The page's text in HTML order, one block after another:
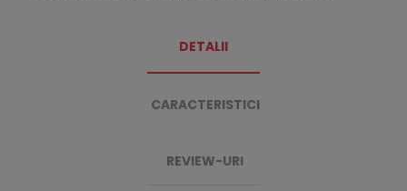
DETALII
CARACTERISTICI
REVIEW-URI